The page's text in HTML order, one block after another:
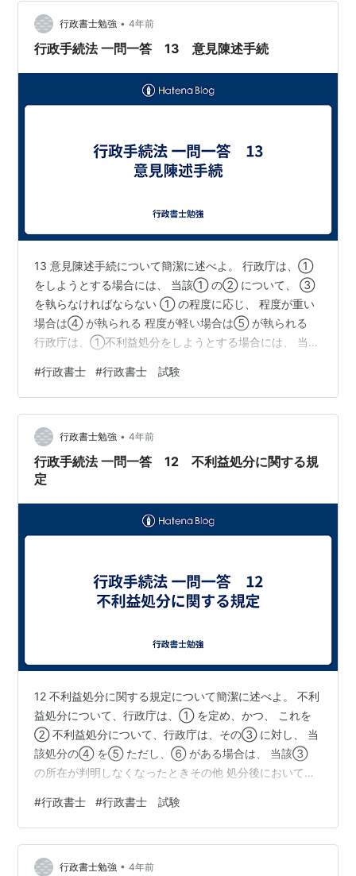
ついては、緊急に証拠保全する必要性があるということ
で憲法違反ではない。 同乗者も映ることになる除外でき
る状況ではないため、違憲ではない。 公立図書館職員の
行政書士勉強 • 4年前
行政手続法 一問一答 13 意見陳述手続
13 意見陳述手続について簡潔に述べよ。 行政庁は、①
をしようとする場合には、 当該① の② について、 ③
を執らなければならない ① の程度に応じ、 程度が重い
場合は④ が執られる 程度が軽い場合は⑤ が執られる
行政庁は、①不利益処分をしようとする場合には、 当該
の手続きを執らなければならない ①不利益処分の程度に
応じ、 程度が重い場合は④聴聞の手続きが執られる 程
度が軽い場合は⑤弁明の機会の付与が執られる
#行政書士 #行政書士 試験
行政書士勉強 • 4年前
行政手続法 一問一答 12 不利益処分に関する規
定
12 不利益処分に関する規定について簡潔に述べよ。 不利
益処分について、行政庁は、① を定め、かつ、 これを
② 不利益処分について、行政庁は、その③ に対し、 当
該処分の④ を⑤ ただし、⑥ がある場合は、 当該③
の所在が判明しなくなったときその他 処分後において④
なお、不利益処分を⑨ でするときは、 ④ も⑨ で示さ
なければならない 不利益処分について、行政庁は、①処
分基準を定め、かつ、 これを②公にしておくよう努めな
ければならない 不利益処分について、行政庁は、その③
#行政書士 #行政書士 試験
行政書士勉強 • 4年前